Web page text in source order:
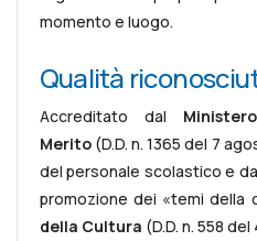
momento e luogo.
Qualità
Accreditato dal
Merito (D.D. n. 1365 del 7
del personale scolastico e
promozione dei «temi della
della Cultura (D.D. n. 558